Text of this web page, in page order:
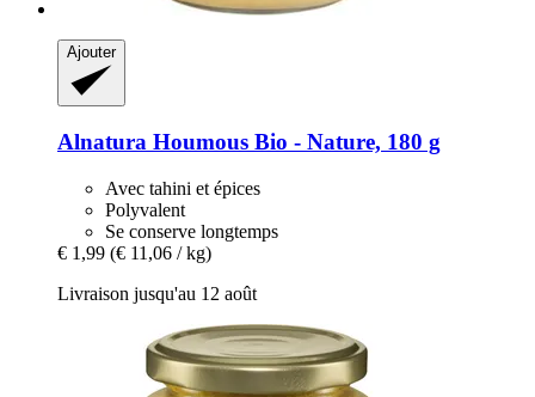
Ajouter
Alnatura Houmous Bio -​ Nature, 180 g
Avec tahini et épices
Polyvalent
Se conserve longtemps
€ 1,99 (€ 11,06 / kg)
Livraison jusqu'au 12 août